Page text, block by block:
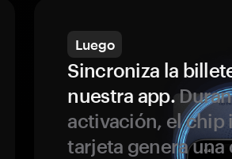
Luego
Sincroniza la
nuestra app.
activación, el chip
tarjeta genera una